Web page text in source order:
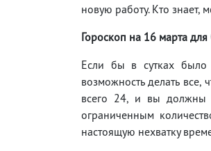
новую работу. Кто
Гороскоп на 16 марта
Если бы в сутках
возможность делать все,
всего 24, и вы должны
ограниченным
настоящую нехватку